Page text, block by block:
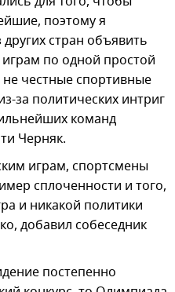
поэтому я
стран объявить
по одной простой
честные спортивные
за политических интриг
команд
Черняк.
играм, спортсмены
сплоченности и того,
и никакой политики
добавил собеседник
постепенно